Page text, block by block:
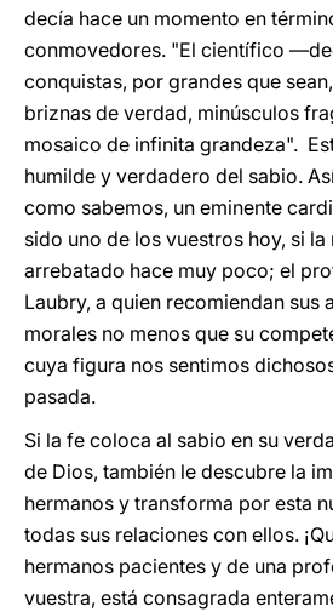
decía hace un momento en
conmovedores. "El científico
conquistas, por grandes que
briznas de verdad, minúsculos
mosaico de infinita grandeza".
humilde y verdadero del sabio.
como sabemos, un eminente
sido uno de los vuestros hoy, si
arrebatado hace muy poco; el
Laubry, a quien recomiendan sus
morales no menos que su
cuya figura nos sentimos
pasada.
Si la fe coloca al sabio en su
de Dios, también le descubre la
hermanos y transforma por esta
todas sus relaciones con ellos.
hermanos pacientes y de una
vuestra, está consagrada